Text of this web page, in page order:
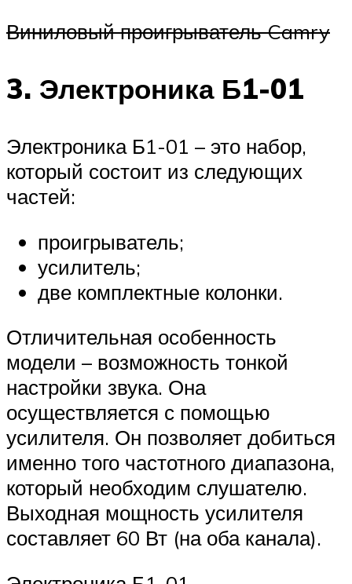
Виниловый проигрыватель Camry
3. Электроника Б1-01
Электроника Б1-01 – это набор,
который состоит из следующих
частей:
проигрыватель;
усилитель;
две комплектные колонки.
Отличительная особенность
модели – возможность тонкой
настройки звука. Она
осуществляется с помощью
усилителя. Он позволяет добиться
именно того частотного диапазона,
который необходим слушателю.
Выходная мощность усилителя
составляет 60 Вт (на оба канала).